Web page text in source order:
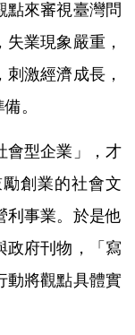
點來審視臺灣問
業現象嚴重，
激經濟成長，
。
會型企業」，才
創業的社會文
利事業。於是他
政府刊物，「寫
動將觀點具體實